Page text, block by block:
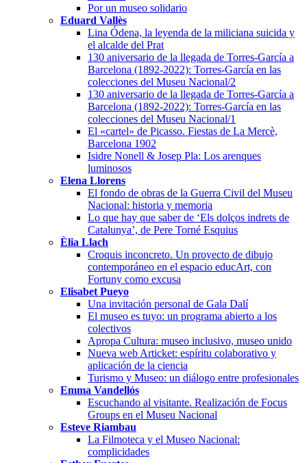
Por un museo solidario
Eduard Vallès
Lina Ódena, la leyenda de la miliciana suicida y
el alcalde del Prat
130 aniversario de la llegada de Torres-García a
Barcelona (1892-2022): Torres-García en las
colecciones del Museu Nacional/2
130 aniversario de la llegada de Torres-García a
Barcelona (1892-2022): Torres-García en las
colecciones del Museu Nacional/1
El «cartel» de Picasso. Fiestas de La Mercè,
Barcelona 1902
Isidre Nonell & Josep Pla: Los arenques
luminosos
Elena Llorens
El fondo de obras de la Guerra Civil del Museu
Nacional: historia y memoria
Lo que hay que saber de ‘Els dolços indrets de
Catalunya’, de Pere Torné Esquius
Èlia Llach
Croquis inconcreto. Un proyecto de dibujo
contemporáneo en el espacio educArt, con
Fortuny como excusa
Elisabet Pueyo
Una invitación personal de Gala Dalí
El museo es tuyo: un programa abierto a los
colectivos
Apropa Cultura: museo inclusivo, museo unido
Nueva web Articket: espíritu colaborativo y
aplicación de la ciencia
Turismo y Museo: un diálogo entre profesionales
Emma Vandellós
Escuchando al visitante. Realización de Focus
Groups en el Museu Nacional
Esteve Riambau
La Filmoteca y el Museo Nacional:
complicidades